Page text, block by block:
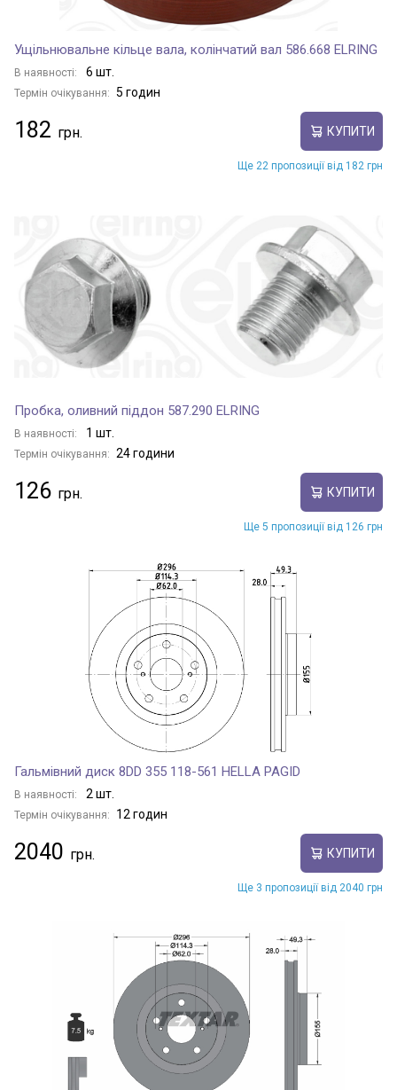
Ущільнювальне кільце вала, колінчатий вал 586.668 ELRING
В наявності: 6 шт.
Термін очікування: 5 годин
182 КУПИТИ
Ще 22 пропозиції від 182 грн
Пробка, оливний піддон 587.290 ELRING
В наявності: 1 шт.
Термін очікування: 24 години
126 КУПИТИ
Ще 5 пропозиції від 126 грн
Гальмівний диск 8DD 355 118-561 HELLA PAGID
В наявності: 2 шт.
Термін очікування: 12 годин
2040 КУПИТИ
Ще 3 пропозиції від 2040 грн